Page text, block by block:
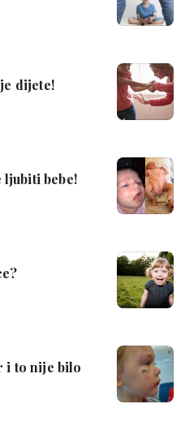
dijete!
ljubiti bebe!
i to nije bilo